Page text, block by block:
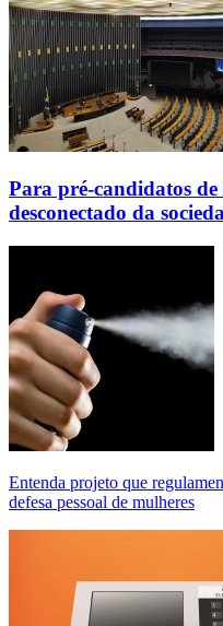
Para pré-candidatos de
desconectado da
Entenda projeto que
defesa pessoal de mulheres